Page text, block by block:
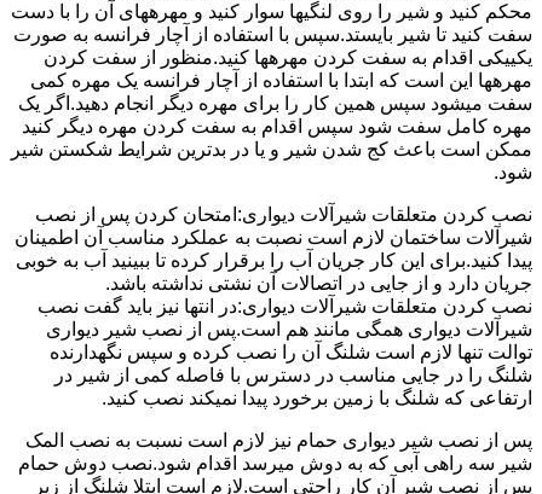
محکم کنید و شیر را روی لنگیها سوار کنید و مهرههای آن را با دست
سفت کنید تا شیر بایستد.سپس با استفاده از آچار فرانسه به صورت
یکییکی اقدام به سفت کردن مهرهها کنید.منظور از سفت کردن
مهرهها این است که ابتدا با استفاده از آچار فرانسه یک مهره کمی
سفت میشود سپس همین کار را برای مهره دیگر انجام دهید.اگر یک
مهره کامل سفت شود سپس اقدام به سفت کردن مهره دیگر کنید
ممکن است باعث کج شدن شیر و یا در بدترین شرایط شکستن شیر
شود.
نصب کردن متعلقات شیرآلات دیواری:امتحان کردن پس از نصب
شیرآلات ساختمان لازم است نصبت به عملکرد مناسب آن اطمینان
پیدا کنید.برای این کار جریان آب را برقرار کرده تا ببینید آب به خوبی
جریان دارد و از جایی در اتصالات آن نشتی نداشته باشد.
نصب کردن متعلقات شیرآلات دیواری:در انتها نیز باید گفت نصب
شیرآلات دیواری همگی مانند هم است.پس از نصب شیر دیواری
توالت تنها لازم است شلنگ آن را نصب کرده و سپس نگهدارنده
شلنگ را در جایی مناسب در دسترس با فاصله کمی از شیر در
ارتفاعی که شلنگ با زمین برخورد پیدا نمیکند نصب کنید.
پس از نصب شیر دیواری حمام نیز لازم است نسبت به نصب المک
شیر سه راهی آبی که به دوش میرسد اقدام شود.نصب دوش حمام
پس از نصب شیر آن کار راحتی است.لازم است ابتلا شلنگ از زیر